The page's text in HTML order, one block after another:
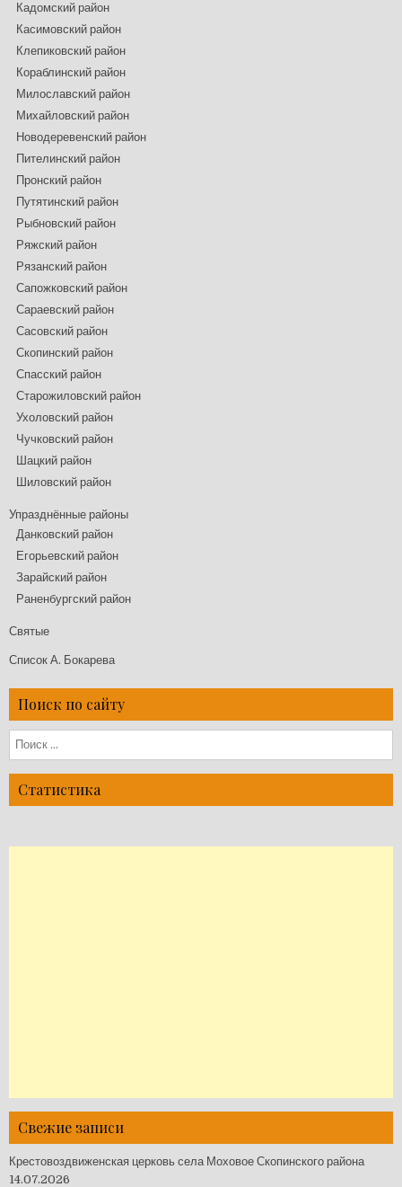
Кадомский район
Касимовский район
Клепиковский район
Кораблинский район
Милославский район
Михайловский район
Новодеревенский район
Пителинский район
Пронский район
Путятинский район
Рыбновский район
Ряжский район
Рязанский район
Сапожковский район
Сараевский район
Сасовский район
Скопинский район
Спасский район
Старожиловский район
Ухоловский район
Чучковский район
Шацкий район
Шиловский район
Упразднённые районы
Данковский район
Егорьевский район
Зарайский район
Раненбургский район
Святые
Список А. Бокарева
Поиск по сайту
Поиск:
Статистика
Свежие записи
Крестовоздвиженская церковь села Моховое Скопинского района
14.07.2026